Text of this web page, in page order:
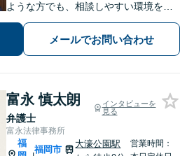
ような方でも、相談しやすい環境を整
えています。依頼者様に寄り添った対
応を心がけています。【離婚・男女問
題】DV被害へ積極的に対応。お気軽に
メールでお問い合わせ
富永 慎太朗
弁護士
インタビューを
見る
富永法律事務所
福
福岡市
大濠公園駅
営業時間：